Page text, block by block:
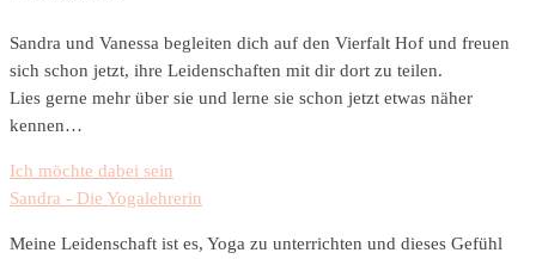
Sandra und Vanessa begleiten dich auf den Vierfalt Hof und freuen
sich schon jetzt, ihre Leidenschaften mit dir dort zu teilen.
Lies gerne mehr über sie und lerne sie schon jetzt etwas näher
kennen…
Ich möchte dabei sein
Sandra - Die Yogalehrerin
Meine Leidenschaft ist es, Yoga zu unterrichten und dieses Gefühl